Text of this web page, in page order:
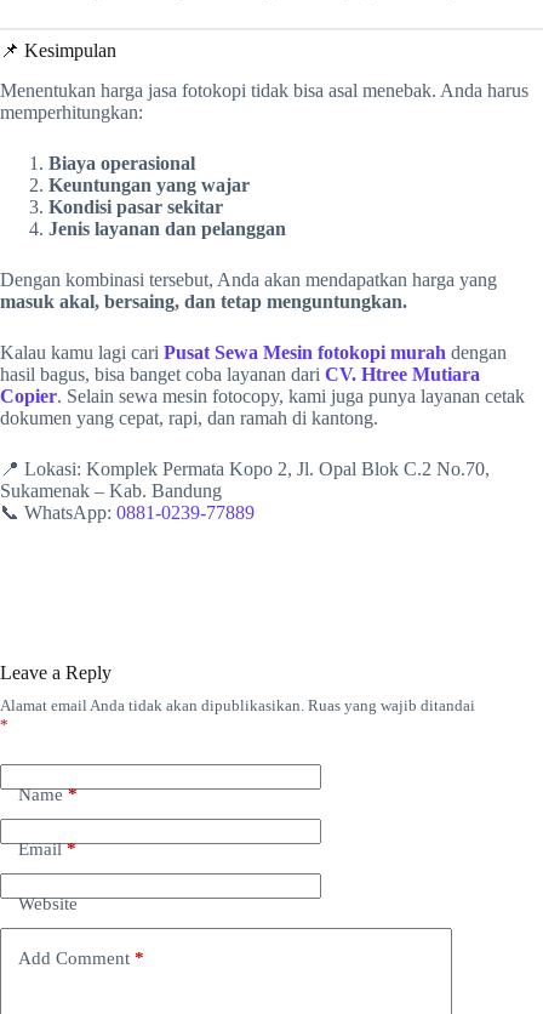
📌 Kesimpulan
Menentukan harga jasa fotokopi tidak bisa asal menebak. Anda harus
memperhitungkan:
Biaya operasional
Keuntungan yang wajar
Kondisi pasar sekitar
Jenis layanan dan pelanggan
Dengan kombinasi tersebut, Anda akan mendapatkan harga yang
masuk akal, bersaing, dan tetap menguntungkan.
Kalau kamu lagi cari Pusat Sewa Mesin fotokopi murah dengan
hasil bagus, bisa banget coba layanan dari CV. Htree Mutiara
Copier. Selain sewa mesin fotocopy, kami juga punya layanan cetak
dokumen yang cepat, rapi, dan ramah di kantong.
📍 Lokasi: Komplek Permata Kopo 2, Jl. Opal Blok C.2 No.70,
Sukamenak – Kab. Bandung
📞 WhatsApp: 0881-0239-77889
Leave a Reply
Alamat email Anda tidak akan dipublikasikan. Ruas yang wajib ditandai
*
Name*
Email*
Website
Add Comment *